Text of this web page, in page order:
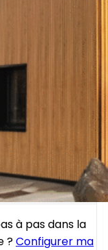
à pas dans la
?Configurer ma